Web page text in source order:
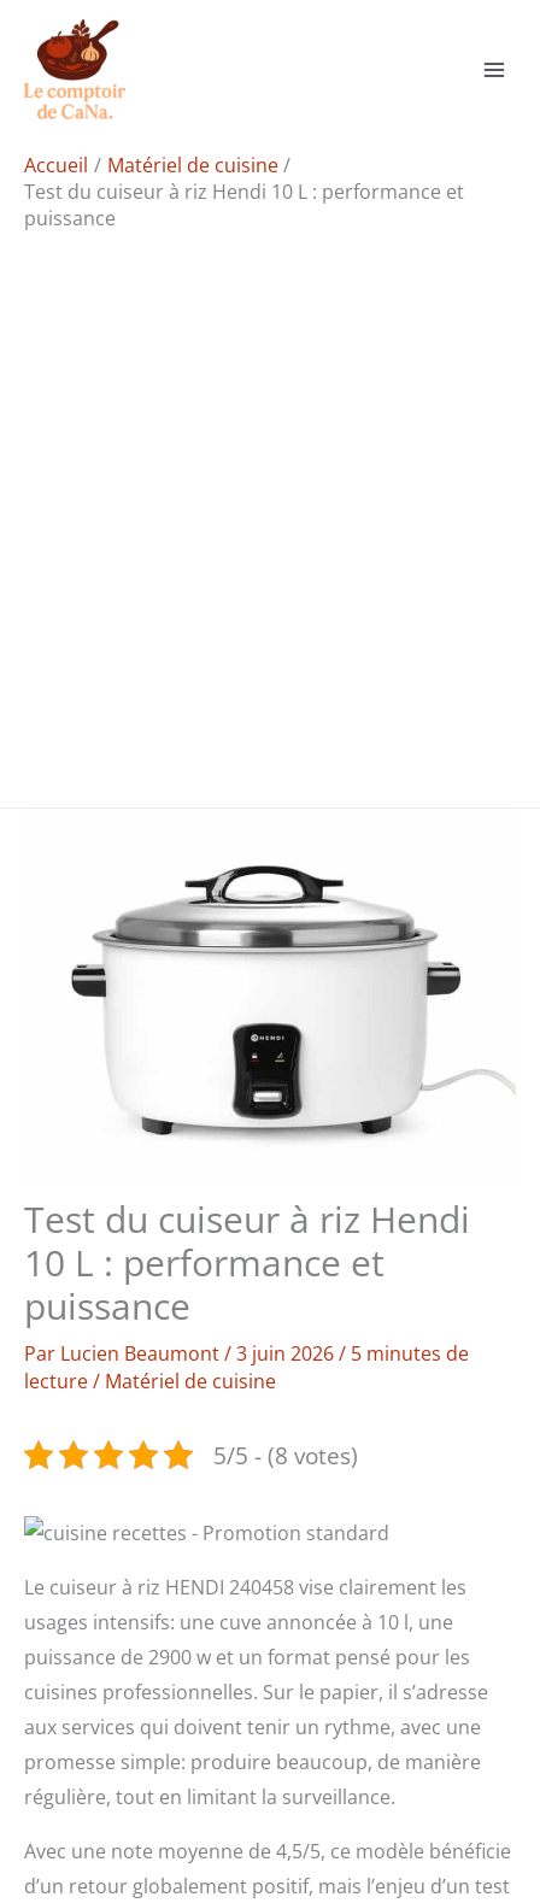
contenu
Accueil
Matériel de cuisine
Test du cuiseur à riz Hendi 10 L : performance et
puissance
Test du cuiseur à riz Hendi
10 L : performance et
puissance
Par Lucien Beaumont/3 juin 2026/ 5 minutes de
lecture/ Matériel de cuisine
5/5 - (8 votes)
Le cuiseur à riz HENDI 240458 vise clairement les
usages intensifs: une cuve annoncée à 10 l, une
puissance de 2900 w et un format pensé pour les
cuisines professionnelles. Sur le papier, il s’adresse
aux services qui doivent tenir un rythme, avec une
promesse simple: produire beaucoup, de manière
régulière, tout en limitant la surveillance.
Avec une note moyenne de 4,5/5, ce modèle bénéficie
d’un retour globalement positif, mais l’enjeu d’un test
Rechercher